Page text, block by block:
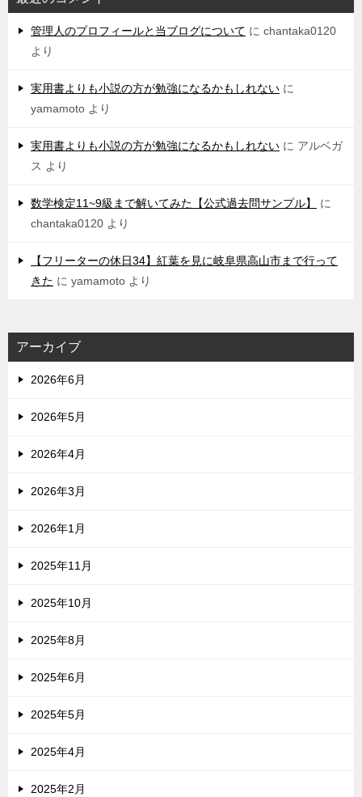
管理人のプロフィールと当ブログについて に chantaka0120
より
実用書よりも小説の方が勉強になるかもしれない に
yamamoto より
実用書よりも小説の方が勉強になるかもしれない に アルベガ
ス より
数学検定11~9級まで解いてみた【公式過去問サンプル】
に
chantaka0120 より
【フリーターの休日34】紅葉を見に岐阜県高山市まで行って
きた に yamamoto より
アーカイブ
2026年6月
2026年5月
2026年4月
2026年3月
2026年1月
2025年11月
2025年10月
2025年8月
2025年6月
2025年5月
2025年4月
2025年2月